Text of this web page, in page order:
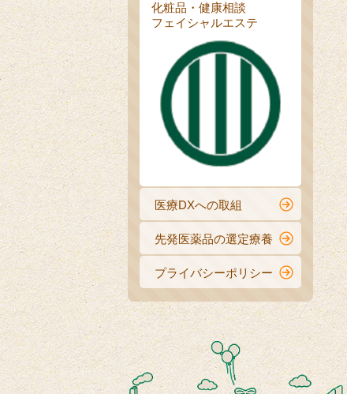
化粧品・健康相談
フェイシャルエステ
医療DXへの取組
先発医薬品の選定療養
プライバシーポリシー